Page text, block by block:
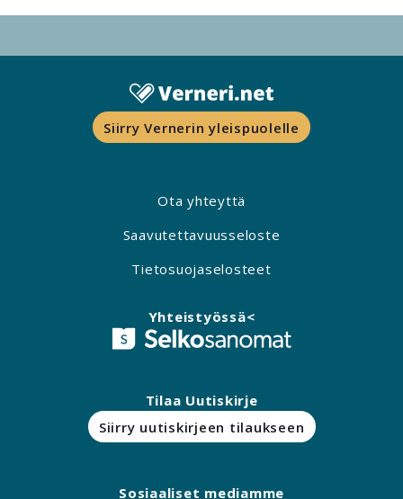
Siirry Vernerin yleispuolelle
Ota yhteyttä
Saavutettavuusseloste
Tietosuojaselosteet
Yhteistyössä<
Tilaa Uutiskirje
Siirry uutiskirjeen tilaukseen
Sosiaaliset mediamme